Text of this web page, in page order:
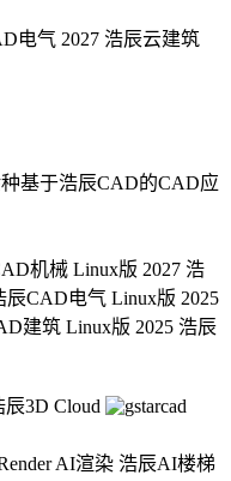
电气 2027 浩辰云建筑
基于浩辰CAD的CAD应
机械 Linux版 2027 浩
辰CAD电气 Linux版 2025
建筑 Linux版 2025 浩辰
辰3D Cloud
AI渲染 浩辰AI楼梯